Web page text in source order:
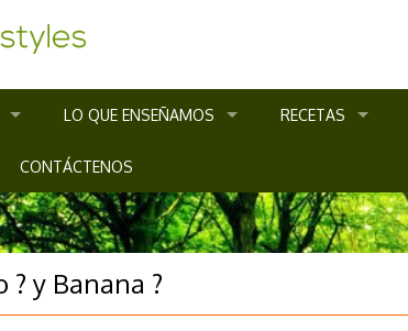
LO QUE ENSEÑAMOS RECETAS
CONTÁCTENOS
y Banana ?